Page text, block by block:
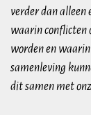
verder dan alleen
waarin conflicten
worden en
samenleving
dit samen met